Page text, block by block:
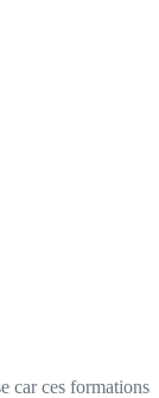
car ces formations